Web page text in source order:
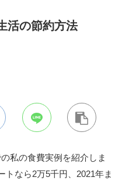
活の節約方法
私の食費実例を紹介しま
トなら2万5千円、2021年ま